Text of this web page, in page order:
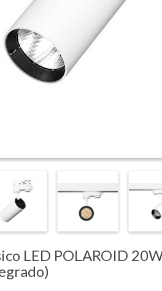
LED POLAROID